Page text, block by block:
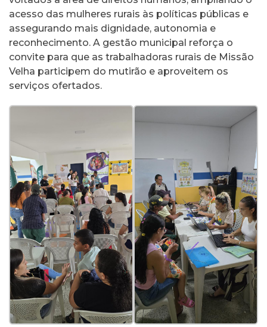
acesso das mulheres rurais às políticas públicas e
assegurando mais dignidade, autonomia e
reconhecimento. A gestão municipal reforça o
convite para que as trabalhadoras rurais de Missão
Velha participem do mutirão e aproveitem os
serviços ofertados.